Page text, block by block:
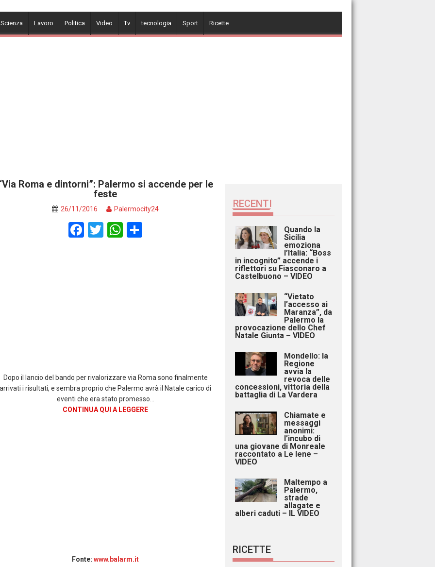
Lavoro Politica Video Tv tecnologia Sport Ricette
Roma e dintorni”: Palermo si accende per le
feste
26/11/2016 Palermocity24
F
T W
Dopo il lancio del bando per rivalorizzare via Roma sono finalmente
arrivati i risultati, e sembra proprio che Palermo avrà il Natale carico di
eventi che era stato promesso…
CONTINUA QUI A LEGGERE
Fonte:www.balarm.it
RECENTI
Quando la
Sicilia
emoziona
l’Italia: “Boss
in incognito” accende i
riflettori su Fiasconaro a
Castelbuono – VIDEO
“Vietato
l’accesso ai
Maranza”, da
Palermo la
provocazione dello Chef
Natale Giunta – VIDEO
Mondello: la
Regione
avvia la
revoca delle
concessioni, vittoria della
battaglia di La Vardera
Chiamate e
messaggi
anonimi:
l’incubo di
una giovane di Monreale
raccontato a Le Iene –
VIDEO
Maltempo a
Palermo,
strade
allagate e
alberi caduti – IL VIDEO
RICETTE